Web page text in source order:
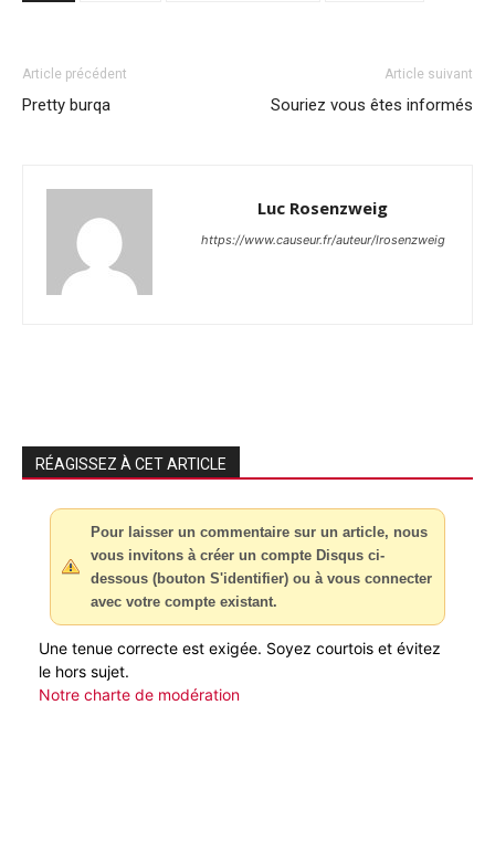
Article précédent
Pretty burqa
Article suivant
Souriez vous êtes informés
Luc Rosenzweig
https://www.causeur.fr/auteur/lrosenzweig
RÉAGISSEZ À CET ARTICLE
Pour laisser un commentaire sur un article, nous
vous invitons à créer un compte Disqus ci-
dessous (bouton S'identifier) ou à vous connecter
avec votre compte existant.
Une tenue correcte est exigée. Soyez courtois et évitez
le hors sujet.
Notre charte de modération